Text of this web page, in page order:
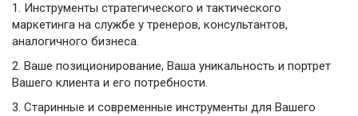
1. Инструменты стратегического и тактического
маркетинга на службе у тренеров, консультантов,
аналогичного бизнеса.
2. Ваше позиционирование, Ваша уникальность и портрет
Вашего клиента и его потребности.
3. Старинные и современные инструменты для Вашего